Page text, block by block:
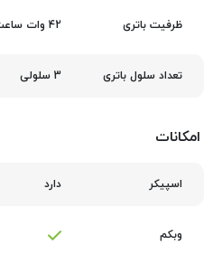
ظرفیت باتری 42 وات ساعت
تعداد سلول باتری 3 سلولی
امکانات
اسپیکر دارد
وبکم